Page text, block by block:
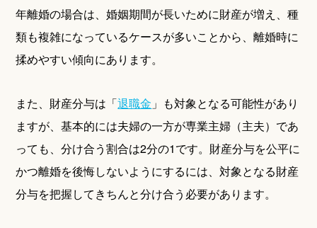
年離婚の場合は、婚姻期間が長いために財産が増え、種
類も複雑になっているケースが多いことから、離婚時に
揉めやすい傾向にあります。
また、財産分与は「退職金 」も対象となる可能性があり
ますが、基本的には夫婦の一方が専業主婦（主夫）であ
っても、分け合う割合は2分の1です。財産分与を公平に
かつ離婚を後悔しないようにするには、対象となる財産
分与を把握してきちんと分け合う必要があります。